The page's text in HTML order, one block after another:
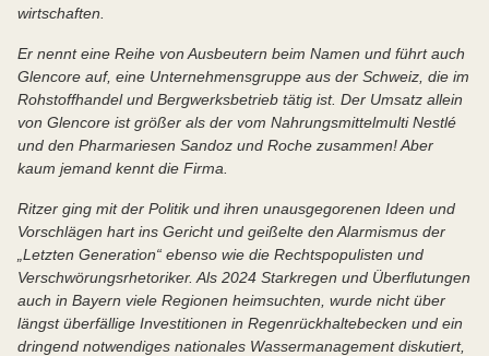
wirtschaften.
Er nennt eine Reihe von Ausbeutern beim Namen und führt auch
Glencore auf, eine Unternehmensgruppe aus der Schweiz, die im
Rohstoffhandel und Bergwerksbetrieb tätig ist. Der Umsatz allein
von Glencore ist größer als der vom Nahrungsmittelmulti Nestlé
und den Pharmariesen Sandoz und Roche zusammen! Aber
kaum jemand kennt die Firma.
Ritzer ging mit der Politik und ihren unausgegorenen Ideen und
Vorschlägen hart ins Gericht und geißelte den Alarmismus der
„Letzten Generation“ ebenso wie die Rechtspopulisten und
Verschwörungsrhetoriker. Als 2024 Starkregen und Überflutungen
auch in Bayern viele Regionen heimsuchten, wurde nicht über
längst überfällige Investitionen in Regenrückhaltebecken und ein
dringend notwendiges nationales Wassermanagement diskutiert,